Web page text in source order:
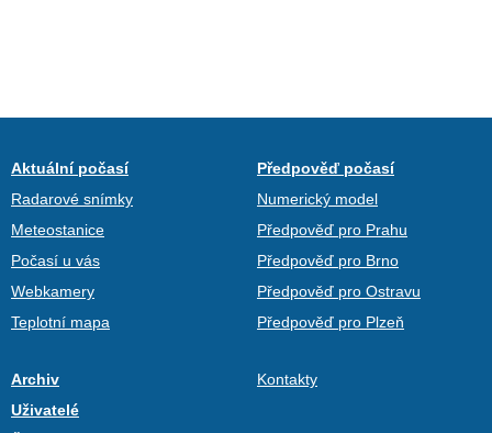
Aktuální počasí
Radarové snímky
Meteostanice
Počasí u vás
Webkamery
Teplotní mapa
Předpověď počasí
Numerický model
Předpověď pro Prahu
Předpověď pro Brno
Předpověď pro Ostravu
Předpověď pro Plzeň
Archiv
Uživatelé
Kontakty